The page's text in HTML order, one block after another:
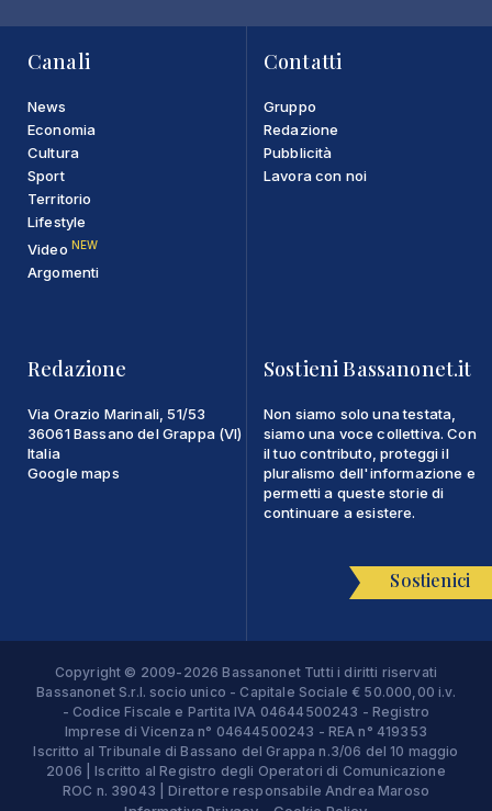
Canali
News
Economia
Cultura
Sport
Territorio
Lifestyle
Video NEW
Argomenti
Contatti
Gruppo
Redazione
Pubblicità
Lavora con noi
Redazione
Via Orazio Marinali, 51/53
36061 Bassano del Grappa (VI)
Italia
Google maps
Sostieni Bassanonet.it
Non siamo solo una testata,
siamo una voce collettiva. Con
il tuo contributo, proteggi il
pluralismo dell'informazione e
permetti a queste storie di
continuare a esistere.
Sostienici
Copyright © 2009-2026 Bassanonet Tutti i diritti riservati
Bassanonet S.r.l. socio unico - Capitale Sociale € 50.000,00 i.v.
- Codice Fiscale e Partita IVA 04644500243 - Registro
Imprese di Vicenza n° 04644500243 - REA n° 419353
Iscritto al Tribunale di Bassano del Grappa n.3/06 del 10 maggio
2006 | Iscritto al Registro degli Operatori di Comunicazione
ROC n. 39043 | Direttore responsabile Andrea Maroso